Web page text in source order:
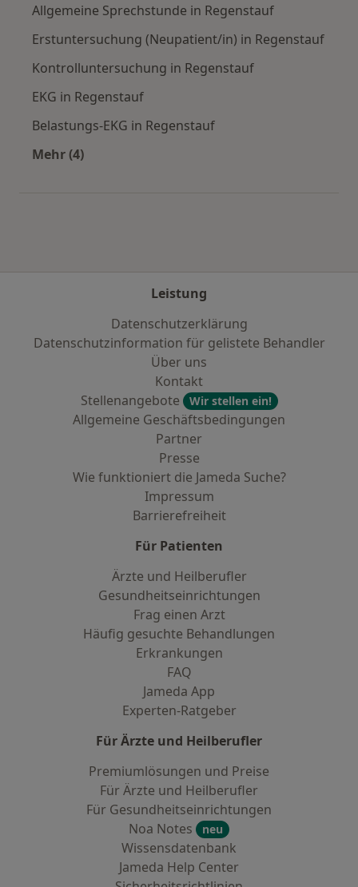
Allgemeine Sprechstunde in Regenstauf
Erstuntersuchung (Neupatient/in) in Regenstauf
Kontrolluntersuchung in Regenstauf
EKG in Regenstauf
Belastungs-EKG in Regenstauf
Mehr (4)
Leistung
Datenschutzerklärung
Datenschutzinformation für gelistete Behandler
Über uns
Kontakt
Stellenangebote
Wir stellen ein!
Allgemeine Geschäftsbedingungen
Partner
Presse
Wie funktioniert die Jameda Suche?
Impressum
Barrierefreiheit
Für Patienten
Ärzte und Heilberufler
Gesundheitseinrichtungen
Frag einen Arzt
Häufig gesuchte Behandlungen
Erkrankungen
FAQ
Jameda App
Experten-Ratgeber
Für Ärzte und Heilberufler
Premiumlösungen und Preise
Für Ärzte und Heilberufler
Für Gesundheitseinrichtungen
Noa Notes
neu
Wissensdatenbank
Jameda Help Center